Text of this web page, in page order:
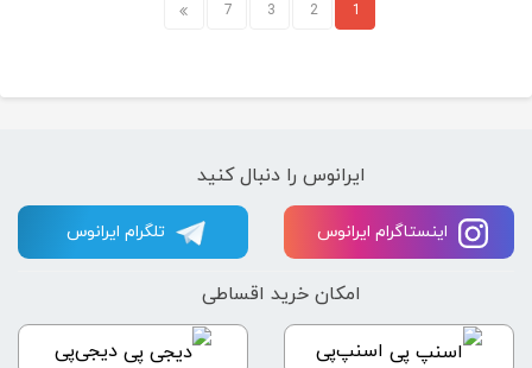
1
2
3
7
ایرانوس را دنبال کنید
تلگرام ایرانوس اینستاگرام ایرانوس
امکان خرید اقساطی
اسنپ‌پی دیجی‌پی